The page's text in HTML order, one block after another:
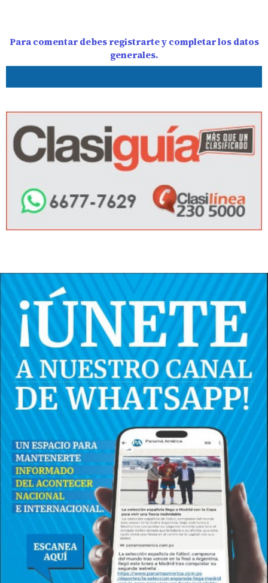
Para comentar debes registrarte y completar los datos
generales.